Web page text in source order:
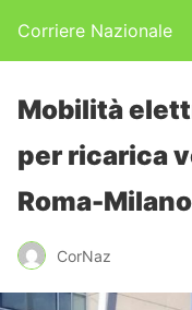
Corriere Nazionale
Mobilità
per ricarica
Roma-Milano
CorNaz